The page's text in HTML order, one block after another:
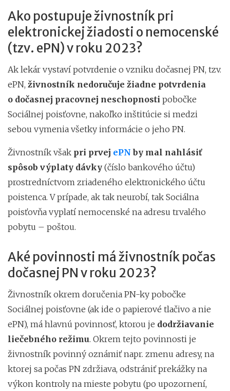
Ako postupuje živnostník pri
elektronickej žiadosti o nemocenské
(tzv. ePN) v roku 2023?
Ak lekár vystaví potvrdenie o vzniku dočasnej PN, tzv.
ePN, živnostník nedoručuje žiadne potvrdenia
o dočasnej pracovnej neschopnosti pobočke
Sociálnej poisťovne, nakoľko inštitúcie si medzi
sebou vymenia všetky informácie o jeho PN.
Živnostník však pri prvej ePN by mal nahlásiť
spôsob výplaty dávky (číslo bankového účtu)
prostredníctvom zriadeného elektronického účtu
poistenca. V prípade, ak tak neurobí, tak Sociálna
poisťovňa vyplatí nemocenské na adresu trvalého
pobytu – poštou.
Aké povinnosti má živnostník počas
dočasnej PN v roku 2023?
Živnostník okrem doručenia PN-ky pobočke
Sociálnej poisťovne (ak ide o papierové tlačivo a nie
ePN), má hlavnú povinnosť, ktorou je dodržiavanie
liečebného režimu. Okrem tejto povinnosti je
živnostník povinný oznámiť napr. zmenu adresy, na
ktorej sa počas PN zdržiava, odstrániť prekážky na
výkon kontroly na mieste pobytu (po upozornení,